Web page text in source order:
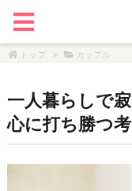
トップ > カップル
一人暮らしで
心に打ち勝つ